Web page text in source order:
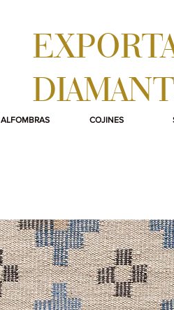
ALFOMBRAS COJINES